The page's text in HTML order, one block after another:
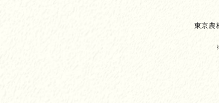
東京農